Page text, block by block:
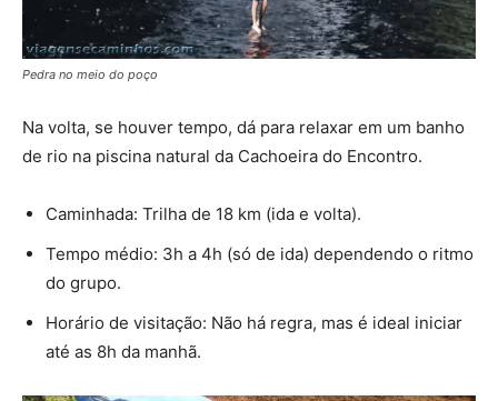
Pedra no meio do poço
Na volta, se houver tempo, dá para relaxar em um banho
de rio na piscina natural da Cachoeira do Encontro.
Caminhada: Trilha de 18 km (ida e volta).
Tempo médio: 3h a 4h (só de ida) dependendo o ritmo
do grupo.
Horário de visitação: Não há regra, mas é ideal iniciar
até as 8h da manhã.